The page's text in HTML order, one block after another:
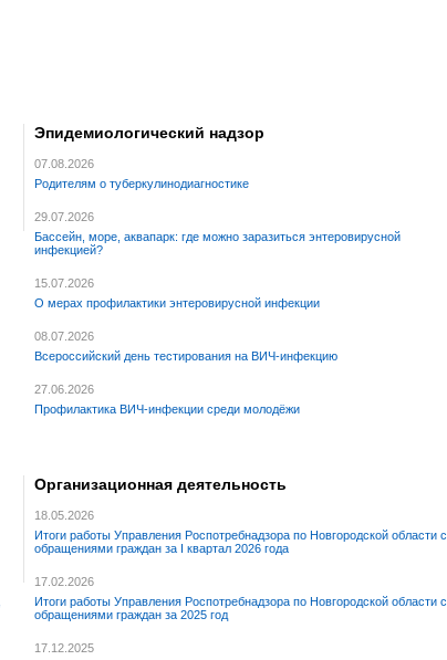
Эпидемиологический надзор
07.08.2026
Родителям о туберкулинодиагностике
29.07.2026
Бассейн, море, аквапарк: где можно заразиться энтеровирусной
инфекцией?
15.07.2026
О мерах профилактики энтеровирусной инфекции
08.07.2026
Всероссийский день тестирования на ВИЧ-инфекцию
27.06.2026
Профилактика ВИЧ-инфекции среди молодёжи
Организационная деятельность
18.05.2026
Итоги работы Управления Роспотребнадзора по Новгородской области с
обращениями граждан за I квартал 2026 года
17.02.2026
Итоги работы Управления Роспотребнадзора по Новгородской области с
обращениями граждан за 2025 год
17.12.2025